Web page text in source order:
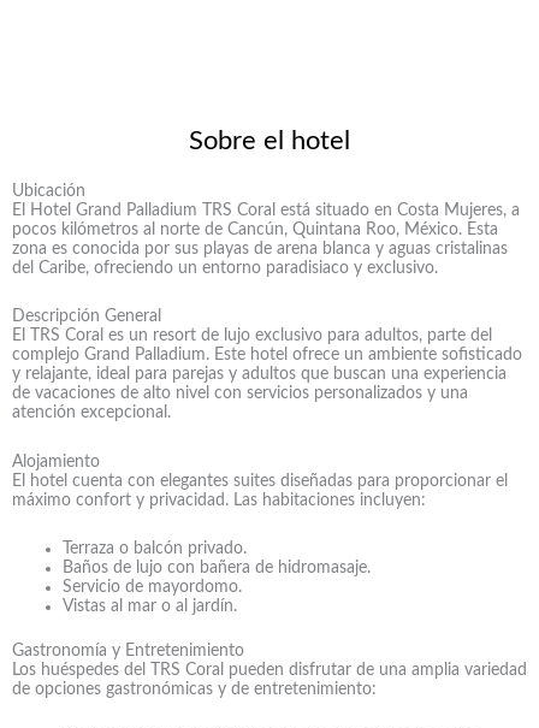
Sobre el hotel
Ubicación
El Hotel Grand Palladium TRS Coral está situado en Costa Mujeres, a
pocos kilómetros al norte de Cancún, Quintana Roo, México. Esta
zona es conocida por sus playas de arena blanca y aguas cristalinas
del Caribe, ofreciendo un entorno paradisiaco y exclusivo.
Descripción General
El TRS Coral es un resort de lujo exclusivo para adultos, parte del
complejo Grand Palladium. Este hotel ofrece un ambiente sofisticado
y relajante, ideal para parejas y adultos que buscan una experiencia
de vacaciones de alto nivel con servicios personalizados y una
atención excepcional.
Alojamiento
El hotel cuenta con elegantes suites diseñadas para proporcionar el
máximo confort y privacidad. Las habitaciones incluyen:
Terraza o balcón privado.
Baños de lujo con bañera de hidromasaje.
Servicio de mayordomo.
Vistas al mar o al jardín.
Gastronomía y Entretenimiento
Los huéspedes del TRS Coral pueden disfrutar de una amplia variedad
de opciones gastronómicas y de entretenimiento: